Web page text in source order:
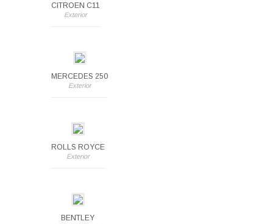
CITROEN C11
Exterior
MERCEDES 250
Exterior
ROLLS ROYCE
Exterior
BENTLEY